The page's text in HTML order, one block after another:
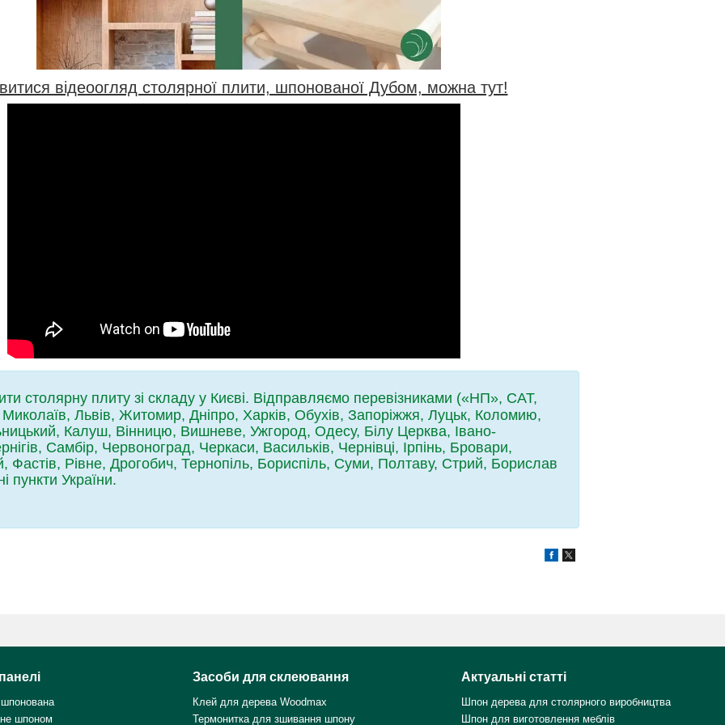
відеоогляд столярної плити, шпонованої Дубом, можна тут!
столярну плиту зі складу у Києві. Відправляємо перевізниками («НП», САТ,
Львів, Житомир, Дніпро, Харків, Обухів, Запоріжжя, Луцьк, Коломию,
Калуш, Вінницю, Вишневе, Ужгород, Одесу, Білу Церква, Івано-
Самбір, Червоноград, Черкаси, Васильків, Чернівці, Ірпінь, Бровари,
Фастів, Рівне, Дрогобич, Тернопіль, Бориспіль, Суми, Полтаву, Стрий, Борислав
пункти України.
шпоном
Засоби для склеювання
Клей для дерева Woodmax
Термонитка для зшивання шпону
Актуальні статті
Шпон дерева для столярного виробництва
Шпон для виготовлення меблів